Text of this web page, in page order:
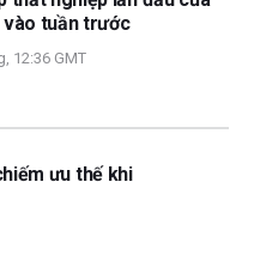
vào tuần trước
12:36 GMT
ưu thế khi